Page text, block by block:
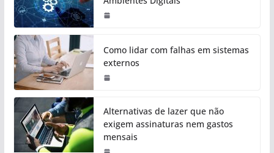
Como lidar com falhas em sistemas
externos
Alternativas de lazer que não
exigem assinaturas nem gastos
mensais